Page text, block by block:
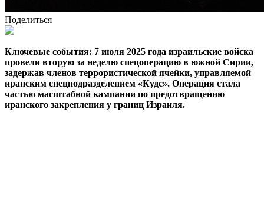
Поделиться
Ключевые события: 7 июля 2025 года израильские войска
провели вторую за неделю спецоперацию в южной Сирии,
задержав членов террористической ячейки, управляемой
иранским спецподразделением «Кудс». Операция стала
частью масштабной кампании по предотвращению
иранского закрепления у границ Израиля.